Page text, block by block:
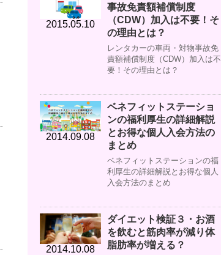
2015.05.10
事故免責額補償制度
（CDW）加入は不要！そ
の理由とは？
レンタカーの車両・対物事故免
責額補償制度（CDW）加入は不
要！その理由とは？
2014.09.08
ベネフィットステーショ
ンの福利厚生の詳細解説
とお得な個人入会方法の
まとめ
ベネフィットステーションの福
利厚生の詳細解説とお得な個人
入会方法のまとめ
2014.10.08
ダイエット検証３・お酒
を飲むと筋肉率が減り体
脂肪率が増える？